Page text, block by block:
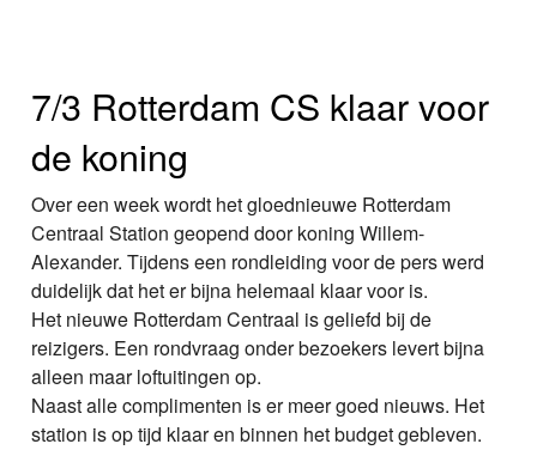
7/3 Rotterdam CS klaar voor
de koning
Over een week wordt het gloednieuwe Rotterdam
Centraal Station geopend door koning Willem-
Alexander. Tijdens een rondleiding voor de pers werd
duidelijk dat het er bijna helemaal klaar voor is.
Het nieuwe Rotterdam Centraal is geliefd bij de
reizigers. Een rondvraag onder bezoekers levert bijna
alleen maar loftuitingen op.
Naast alle complimenten is er meer goed nieuws. Het
station is op tijd klaar en binnen het budget gebleven.